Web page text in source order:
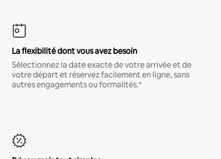
La flexibilité dont vous avez besoin
Sélectionnez la date exacte de votre arrivée et de
votre départ et réservez facilement en ligne, sans
autres engagements ou formalités.*